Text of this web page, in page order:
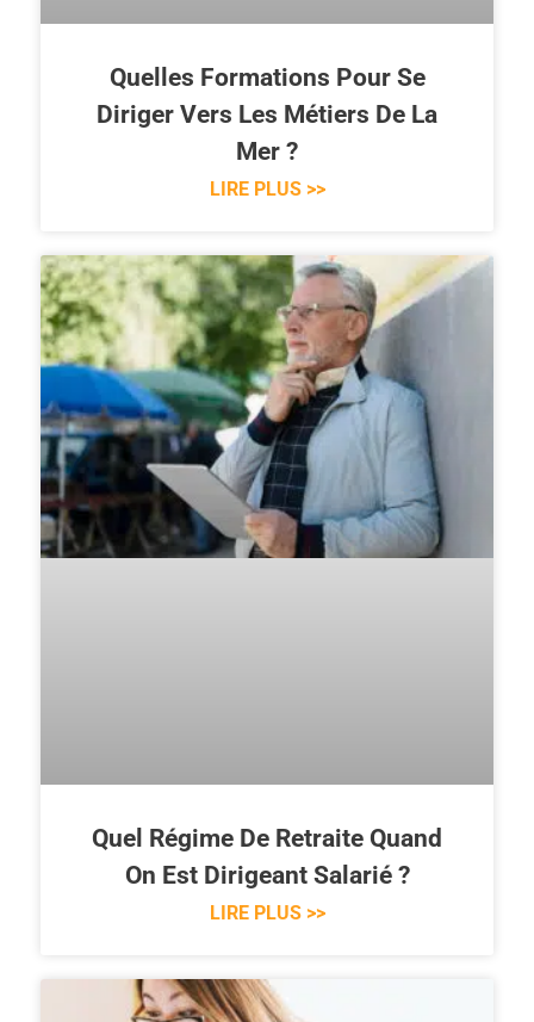
Quelles Formations Pour Se
Diriger Vers Les Métiers De La
Mer ?
LIRE PLUS >>
Quel Régime De Retraite Quand
On Est Dirigeant Salarié ?
LIRE PLUS >>